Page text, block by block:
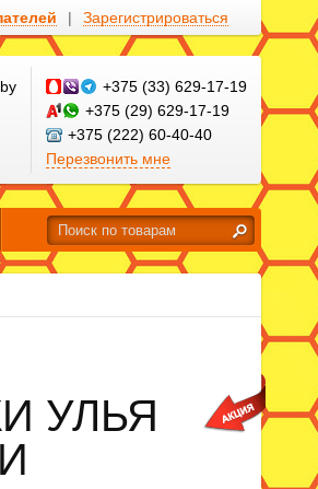
| Зарегистрироваться
+375 (33) 629-17-19
+375 (29) 629-17-19
+375 (222) 60-40-40
Перезвонить мне
УЛЬЯ